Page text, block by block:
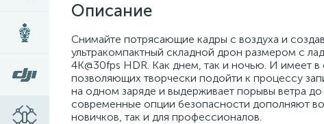
Описание
Снимайте потрясающие кадры с воздуха и
ультракомпактный складной дрон размером с
4K@30fps HDR. Как днем, так и ночью. И имеет
позволяющих творчески подойти к процессу
на одном заряде и выдерживает порывы ветра
современные опции безопасности дополняют
новичков, так и для профессионалов.